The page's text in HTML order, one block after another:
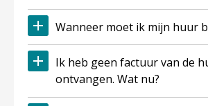
Wanneer moet ik mijn huur
Ik heb geen factuur van de huur
ontvangen. Wat nu?